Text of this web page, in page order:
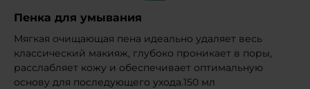
Пенка для умывания
Мягкая очищающая пена идеально удаляет весь
классический макияж, глубоко проникает в поры,
расслабляет кожу и обеспечивает оптимальную
основу для последующего ухода.150 мл